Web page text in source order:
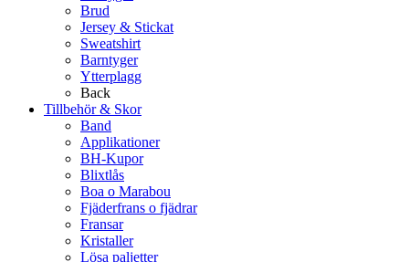
Brud
Jersey & Stickat
Sweatshirt
Barntyger
Ytterplagg
Back
Tillbehör & Skor
Band
Applikationer
BH-Kupor
Blixtlås
Boa o Marabou
Fjäderfrans o fjädrar
Fransar
Kristaller
Lösa paljetter